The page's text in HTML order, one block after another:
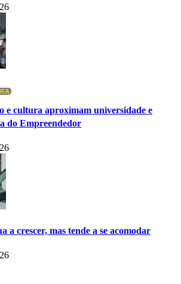
e cultura aproximam universidade e
do Empreendedor
a crescer, mas tende a se acomodar